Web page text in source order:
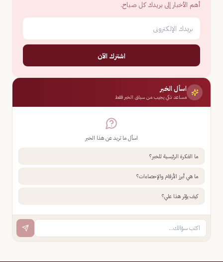
أهم الأخبار إلى بريدك كل صباح.
اشترك الآن
اسأل الخبر
مساعد ذكي يجيب من سياق الخبر فقط
اسأل ما تريد عن هذا الخبر
ما الفكرة الرئيسية للخبر؟
ما هي أبرز الأرقام والإحصاءات؟
كيف يؤثر هذا علي؟